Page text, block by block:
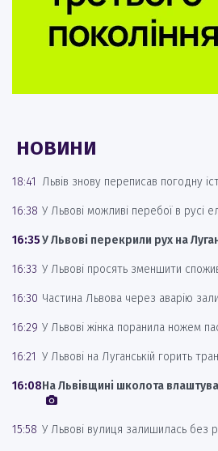
НОВИНИ
18:41 Львів знову переписав погодну
16:38 У Львові можливі перебої в русі
16:35У Львові перекрили рух на
16:33 У Львові просять зменшити
16:30 Частина Львова через аварію
16:29 У Львові жінка поранила ножем
16:21 У Львові на Луганській горить
16:08На Львівщині школота
15:58 У Львові вулиця залишилась без